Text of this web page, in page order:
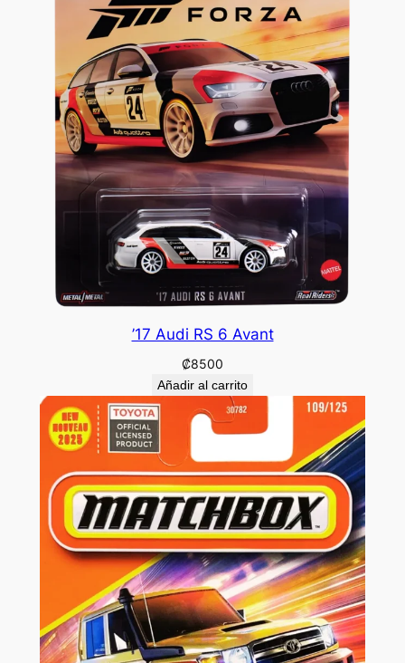
’17 Audi RS 6 Avant
₡8500
Añadir al carrito